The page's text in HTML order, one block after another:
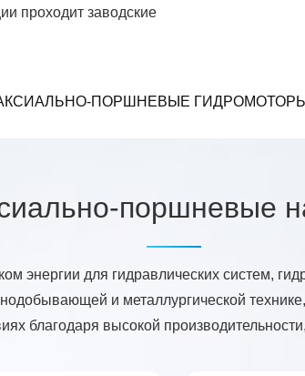
проходит заводские
ПОРШНЕВЫЕ ГИДРОМОТОРЫ
поршневые
энергии для гидравлических систем,
и металлургической
благодаря высокой